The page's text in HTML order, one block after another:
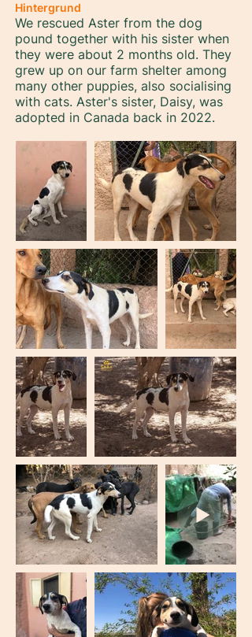
Hintergrund
We rescued Aster from the dog
pound together with his sister when
they were about 2 months old. They
grew up on our farm shelter among
many other puppies, also socialising
with cats. Aster's sister, Daisy, was
adopted in Canada back in 2022.